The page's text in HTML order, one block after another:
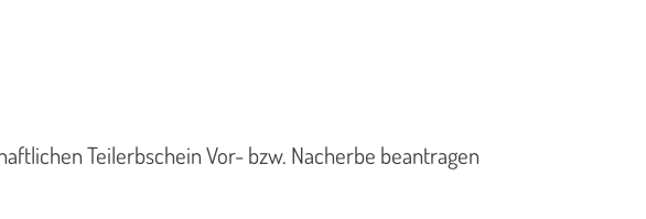
Teilerbschein Vor- bzw. Nacherbe beantragen